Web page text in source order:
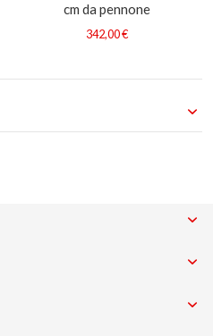
cm da pennone
342,00 €